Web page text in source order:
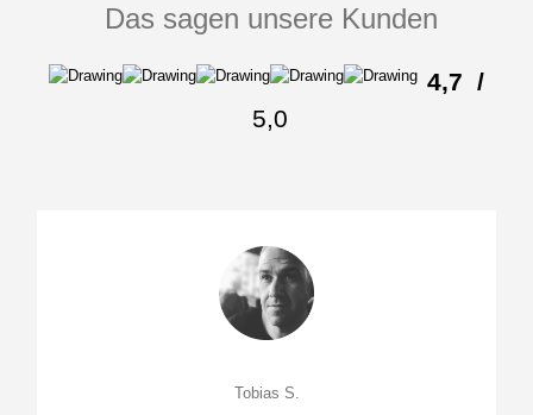
Das sagen unsere Kunden
4,7 /
5,0
Tobias S.